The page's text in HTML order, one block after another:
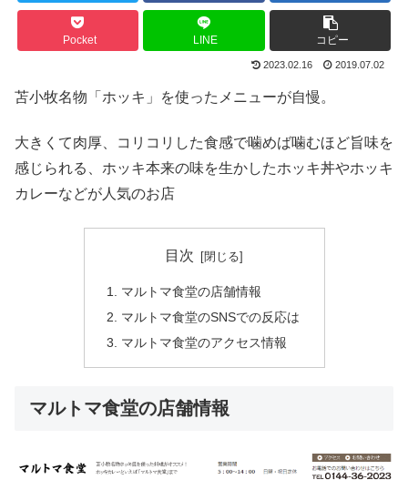
Pocket LINE コピー
2023.02.16 2019.07.02
苫小牧名物「ホッキ」を使ったメニューが自慢。
大きくて肉厚、コリコリした食感で噛めば噛むほど旨味を
感じられる、ホッキ本来の味を生かしたホッキ丼やホッキ
カレーなどが人気のお店
目次
マルトマ食堂の店舗情報
マルトマ食堂のSNSでの反応は
マルトマ食堂のアクセス情報
マルトマ食堂の店舗情報